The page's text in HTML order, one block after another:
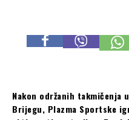
Nakon održanih takmičenja
Brijegu, Plazma Sportske